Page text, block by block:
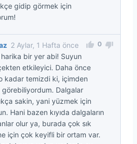
gidip görmek için
2 Aylar, 1 Hafta önce
harika bir yer abi! Suyun
etkileyici. Daha önce
kadar temizdi ki, içimden
görebiliyordum. Dalgalar
sakin, yani yüzmek için
Hani bazen kıyıda dalgaların
olur ya, burada çok sık
için çok keyifli bir ortam var.
0